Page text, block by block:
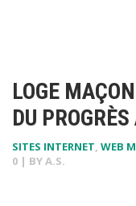
LOGE
DU
SITES INTERNET, WEB
0 | BYA.S.